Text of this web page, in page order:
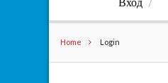
Home Login